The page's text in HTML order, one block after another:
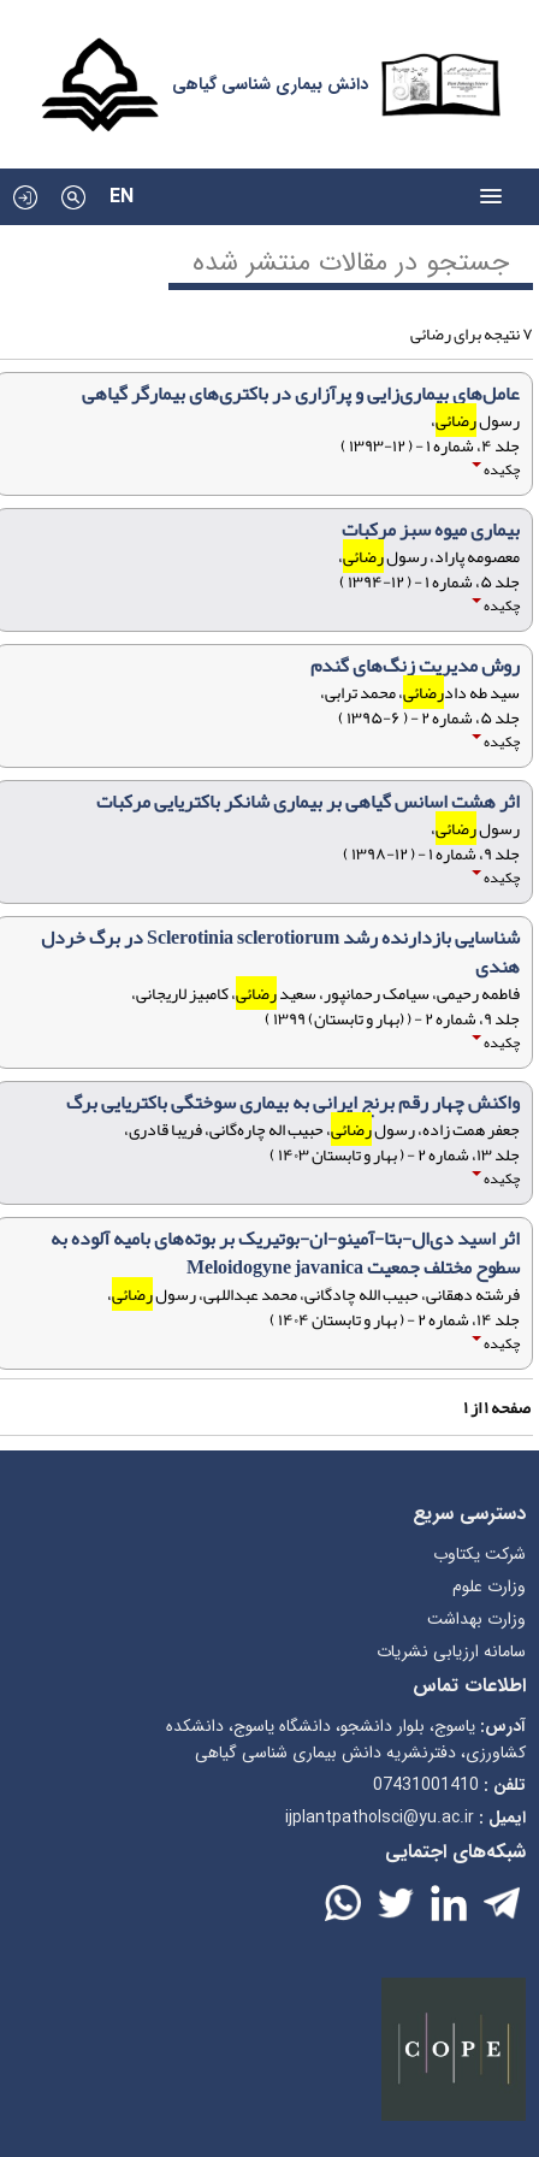
دانش بیماری شناسی گیاهی
EN
جستجو در مقالات منتشر شده
عامل‌های بیماری‌زایی و پرآزاری در باکتری‌های بیمارگر گیاهی
رسولرضائی،
جلد ۴، شماره ۱ - ( ۱۲-۱۳۹۳ )
چکیده
بیماری میوه سبز مرکبات
معصومه پاراد، رسولرضائی،
جلد ۵، شماره ۱ - ( ۱۲-۱۳۹۴ )
چکیده
روش مدیریت زنگ‌های گندم
سید طه دادرضائی، محمد ترابی،
جلد ۵، شماره ۲ - ( ۶-۱۳۹۵ )
چکیده
اثر هشت اسانس گیاهی بر بیماری شانکر باکتریایی مرکبات
رسولرضائی،
جلد ۹، شماره ۱ - ( ۱۲-۱۳۹۸ )
چکیده
شناسایی بازدارنده رشد Sclerotinia sclerotiorum در برگ خردل
هندی
فاطمه رحیمی، سیامک رحمانپور، سعیدرضائی، کامبیز لاریجانی،
جلد ۹، شماره ۲ - ( (بهار و تابستان) ۱۳۹۹ )
چکیده
واکنش چهار رقم برنج ایرانی به بیماری سوختگی باکتریایی برگ
جعفر همت زاده، رسولرضائی، حبیب اله چاره‌گانی، فریبا قادری،
جلد ۱۳، شماره ۲ - ( بهار و تابستان ۱۴۰۳ )
چکیده
اثر اسید دی‌ال-‌بتا-آمینو-ان-بوتیریک بر بوته‌های بامیه آلوده به
سطوح مختلف جمعیت Meloidogyne javanica
فرشته دهقانی، حبیب الله چادگانی، محمد عبداللهی، رسولرضائی،
جلد ۱۴، شماره ۲ - ( بهار و تابستان ۱۴۰۴ )
چکیده
۱از۱
دسترسی سریع
شرکت یکتاوب
وزارت علوم
وزارت بهداشت
سامانه ارزیابی نشریات
اطلاعات تماس
آدرس:یاسوج، بلوار دانشجو، دانشگاه یاسوج، دانشکده
کشاورزی، دفترنشریه دانش بیماری شناسی گیاهی
تلفن : 07431001410
ایمیل : ijplantpatholsci@yu.ac.ir
شبکه‌های اجتمایی